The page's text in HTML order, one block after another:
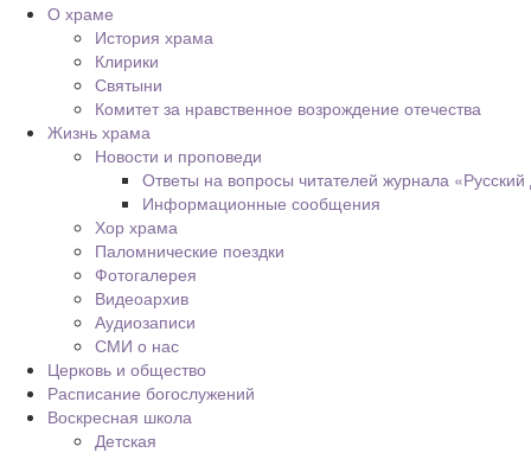
О храме
История храма
Клирики
Святыни
Комитет за нравственное возрождение отечества
Жизнь храма
Новости и проповеди
Ответы на вопросы читателей журнала
Информационные сообщения
Хор храма
Паломнические поездки
Фотогалерея
Видеоархив
Аудиозаписи
СМИ о нас
Церковь и общество
Расписание богослужений
Воскресная школа
Детская